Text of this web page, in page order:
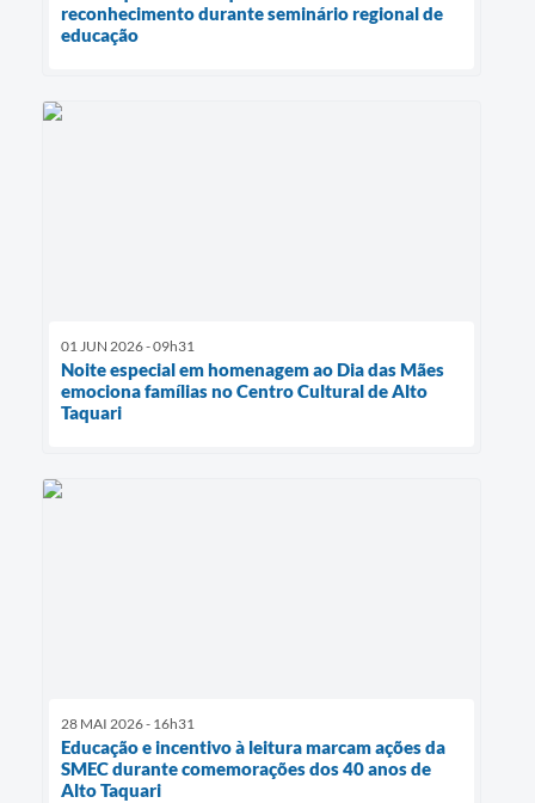
reconhecimento durante seminário regional de
educação
01 JUN 2026 - 09h31
Noite especial em homenagem ao Dia das Mães
emociona famílias no Centro Cultural de Alto
Taquari
28 MAI 2026 - 16h31
Educação e incentivo à leitura marcam ações da
SMEC durante comemorações dos 40 anos de
Alto Taquari